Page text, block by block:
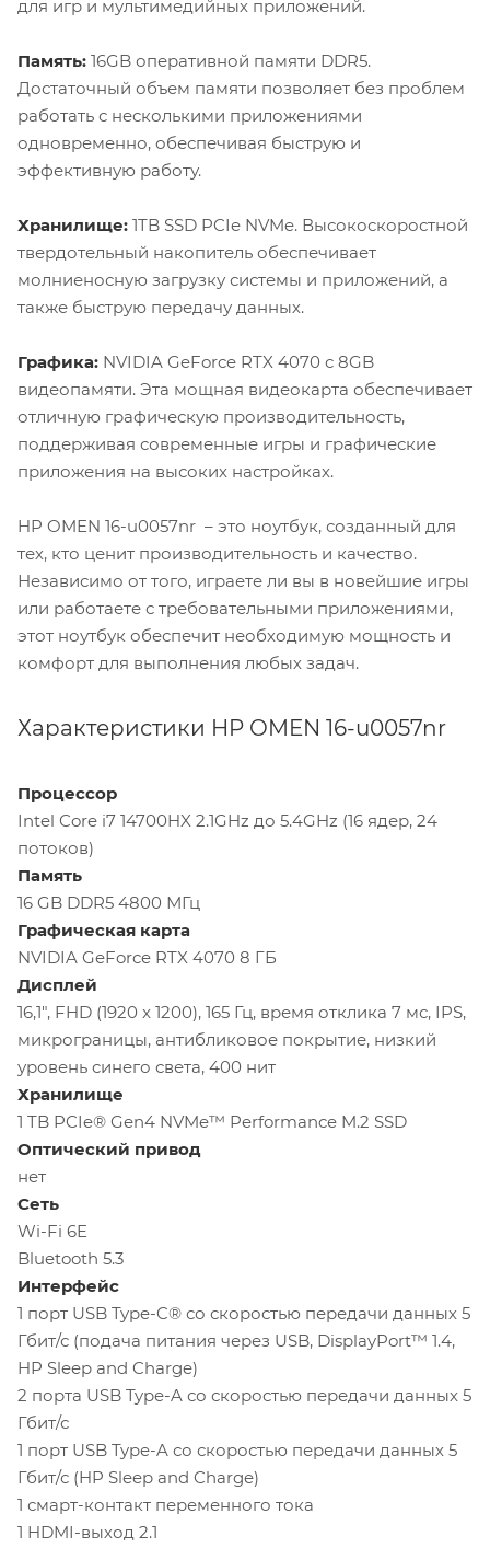
для игр и мультимедийных приложений.
Память: 16GB оперативной памяти DDR5.
Достаточный объем памяти позволяет без проблем
работать с несколькими приложениями
одновременно, обеспечивая быструю и
эффективную работу.
Хранилище: 1TB SSD PCIe NVMe. Высокоскоростной
твердотельный накопитель обеспечивает
молниеносную загрузку системы и приложений, а
также быструю передачу данных.
Графика: NVIDIA GeForce RTX 4070 с 8GB
видеопамяти. Эта мощная видеокарта обеспечивает
отличную графическую производительность,
поддерживая современные игры и графические
приложения на высоких настройках.
HP OMEN 16-u0057nr – это ноутбук, созданный для
тех, кто ценит производительность и качество.
Независимо от того, играете ли вы в новейшие игры
или работаете с требовательными приложениями,
этот ноутбук обеспечит необходимую мощность и
комфорт для выполнения любых задач.
Характеристики HP OMEN 16-u0057nr
Процессор
Intel Core i7 14700HX 2.1GHz до 5.4GHz (16 ядер, 24
потоков)
Память
16 GB DDR5 4800 МГц
Графическая карта
NVIDIA GeForce RTX 4070 8 ГБ
Дисплей
16,1", FHD (1920 x 1200), 165 Гц, время отклика 7 мс, IPS,
микрограницы, антибликовое покрытие, низкий
уровень синего света, 400 нит
Хранилище
1 TB PCIe® Gen4 NVMe™ Performance M.2 SSD
Оптический привод
нет
Сеть
Wi-Fi 6E
Bluetooth 5.3
Интерфейс
1 порт USB Type-C® со скоростью передачи данных 5
Гбит/с (подача питания через USB, DisplayPort™ 1.4,
HP Sleep and Charge)
2 порта USB Type-A со скоростью передачи данных 5
Гбит/с
1 порт USB Type-A со скоростью передачи данных 5
Гбит/с (HP Sleep and Charge)
1 смарт-контакт переменного тока
1 HDMI-выход 2.1